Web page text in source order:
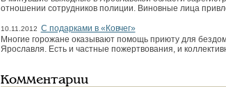
отношении сотрудников полиции. Виновные лица
10.11.2012 С подарками в «Ковчег»
Многие горожане оказывают помощь приюту для
Ярославля. Есть и частные пожертвования, и
Комментарии